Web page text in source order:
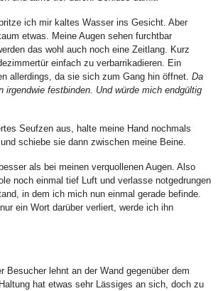
ich mir kaltes Wasser ins Gesicht. Aber
etwas. Meine Augen sehen furchtbar
das wohl auch noch eine Zeitlang. Kurz
einfach zu verbarrikadieren. Ein
allerdings, da sie sich zum Gang hin öffnet. Da
irgendwie festbinden. Und würde mich endgültig
Seufzen aus, halte meine Hand nochmals
schiebe sie dann zwischen meine Beine.
als bei meinen verquollenen Augen. Also
noch einmal tief Luft und verlasse notgedrungen
in dem ich mich nun einmal gerade befinde.
ein Wort darüber verliert, werde ich ihn
Besucher lehnt an der Wand gegenüber dem
hat etwas sehr Lässiges an sich, doch zu